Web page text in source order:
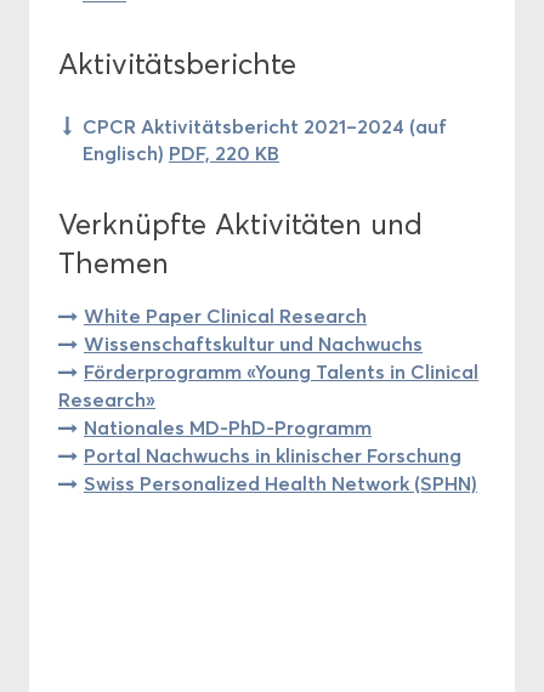
Ak­ti­vi­täts­be­rich­te
CPCR Ak­ti­vi­täts­be­richt 2021–2024 (auf
Eng­lisch) PDF, 220 KB
Ver­knüpf­te Ak­ti­vi­tä­ten und
The­men
White Paper Cli­ni­cal Re­se­arch
Wis­sen­schafts­kul­tur und Nach­wuchs
För­der­pro­gramm «Young Ta­lents in Cli­ni­cal
Re­se­arch»
Na­tio­na­les MD-​PhD-Programm
Por­tal Nach­wuchs in kli­ni­scher For­schung
Swiss Per­so­na­li­zed Health Net­work (SPHN)